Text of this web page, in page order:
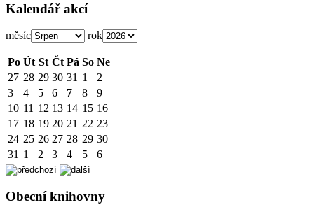
Kalendář akcí
měsíc rok
Po Út St Čt Pá So Ne
27 28 29 30 31 1
2
3
4 5 6 7 8
9
10 11 12 13 14 15 16
17 18 19 20 21 22 23
24 25 26 27 28 29 30
31 1 2 3 4 5 6
Obecní knihovny